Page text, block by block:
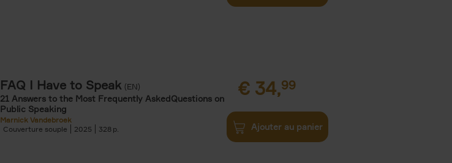
FAQ I Have to Speak (EN)
21 Answers to the Most Frequently AskedQuestions on
Public Speaking
Marnick Vandebroek
Couverture souple
2025 328
€ 34,99
Ajouter au panier